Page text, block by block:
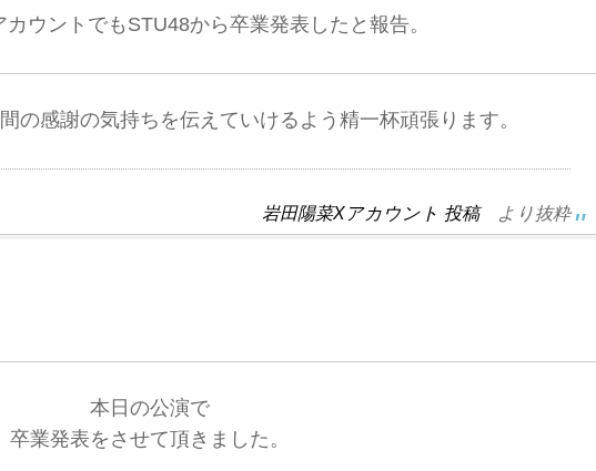
ウントでもSTU48から卒業発表したと報告。
の感謝の気持ちを伝えていけるよう精一杯頑張ります。
岩田陽菜Xアカウント 投稿より抜粋
本日の公演で
卒業発表をさせて頂きました。